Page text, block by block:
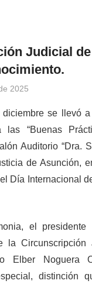
Judicial
2025
diciembre se llevó
las “Buenas
Auditorio “Dra.
de Asunción,
Día Internacional
el
la
Elber Noguera
distinción